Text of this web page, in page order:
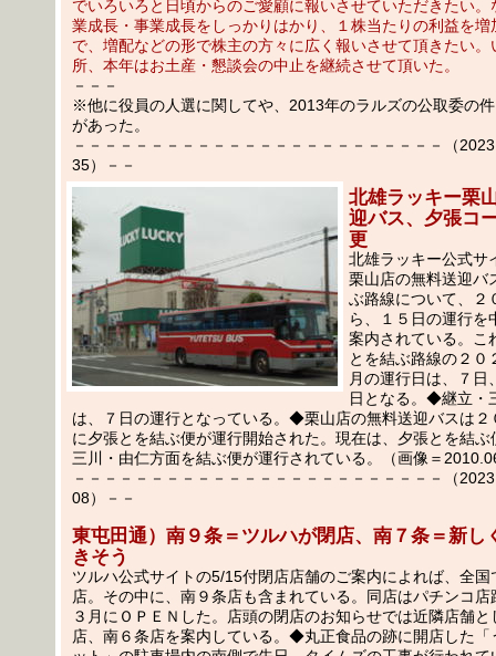
でいろいろと日頃からのご愛顧に報いさせていただきたい。
業成長・事業成長をしっかりはかり、１株当たりの利益を増
で、増配などの形で株主の方々に広く報いさせて頂きたい。
所、本年はお土産・懇談会の中止を継続させて頂いた。
－－－
※他に役員の人選に関してや、2013年のラルズの公取委の
があった。
－－－－－－－－－－－－－－－－－－－－－－－－（
35）－－
北雄ラッキー栗
迎バス、夕張コ
更
北雄ラッキー公式サ
栗山店の無料送迎バ
ぶ路線について、２
ら、１５日の運行を
案内されている。こ
とを結ぶ路線の２０
月の運行日は、７日
日となる。◆継立・
は、７日の運行となっている。◆栗山店の無料送迎バスは２
に夕張とを結ぶ便が運行開始された。現在は、夕張とを結ぶ
三川・由仁方面を結ぶ便が運行されている。（画像＝
－－－－－－－－－－－－－－－－－－－－－－－－（
08）－－
東屯田通）南９条＝ツルハが閉店、南７条＝新し
きそう
ツルハ公式サイトの5/15付閉店店舗のご案内によれば、全国
店。その中に、南９条店も含まれている。同店はパチンコ
３月にＯＰＥＮした。店頭の閉店のお知らせでは近隣店舗と
店、南６条店を案内している。◆丸正食品の跡に開店した「